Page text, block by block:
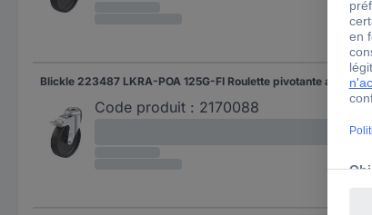
Blickle 223487 LKRA-POA 125G-FI Roulette pivotante avec blocage Diamètre de la roue: 125 mm Capacité de charge (max.): 120 kg 1 pc(s)
Code produit : 2170088